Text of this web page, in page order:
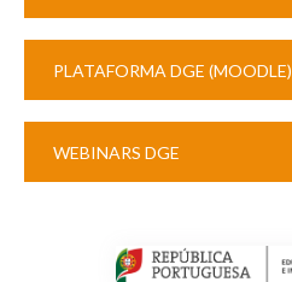
PLATAFORMA DGE (MOODLE)
WEBINARS DGE